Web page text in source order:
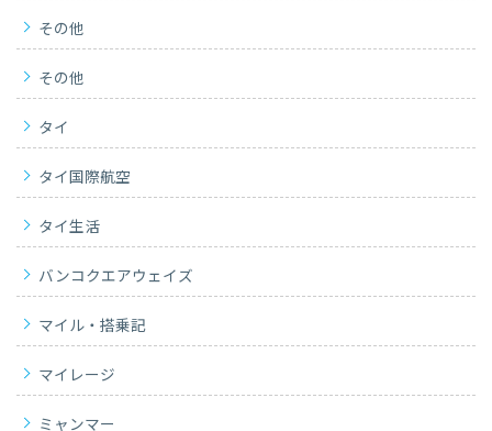
その他
その他
タイ
タイ国際航空
タイ生活
バンコクエアウェイズ
マイル・搭乗記
マイレージ
ミャンマー